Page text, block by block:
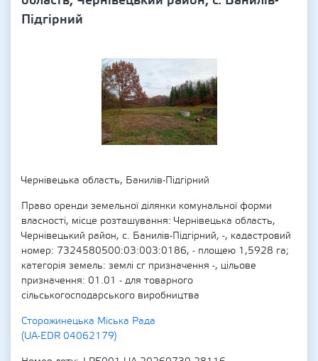
Підгірний
Чернівецька область, Банилів-Підгірний
Право оренди земельної ділянки комунальної форми
власності, місце розташування: Чернівецька область,
Чернівецький район, с. Банилів-Підгірний, -, кадастровий
номер: 7324580500:03:003:0186, - площею 1,5928 га;
категорія земель: землі сг призначення -, цільове
призначення: 01.01 - для товарного
сільськогосподарського виробництва
Сторожинецька Міська Рада
(UA-EDR 04062179)